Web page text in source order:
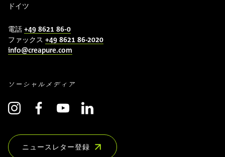
ドイツ
電話 +49 8621 86-0
ファックス +49 8621 86-2020
info@creapure.com
ソーシャルメディア
ニュースレター登録
(COMMON.OPENS_IN_NEW_WINDOW)